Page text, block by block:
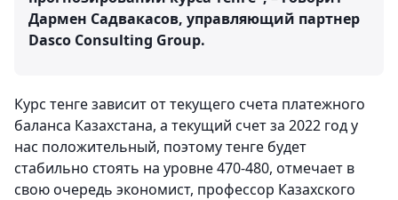
Дармен Садвакасов, управляющий партнер
Dasco Consulting Group.
Курс тенге зависит от текущего счета платежного
баланса Казахстана, а текущий счет за 2022 год у
нас положительный, поэтому тенге будет
стабильно стоять на уровне 470-480, отмечает в
свою очередь экономист, профессор Казахского